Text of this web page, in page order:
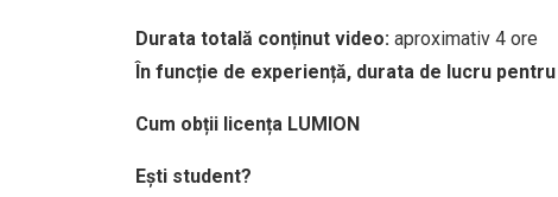
Durata totală conținut video: aproximativ 4 ore
În funcție de experiență, durata de lucru
Cum obții licența LUMION
Ești student?